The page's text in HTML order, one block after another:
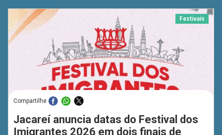
Festivais
Compartilhe
Jacareí anuncia datas do Festival dos
Imigrantes 2026 em dois finais de